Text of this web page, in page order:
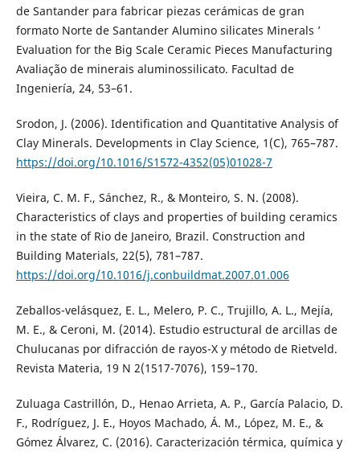
de Santander para fabricar piezas cerámicas de gran
formato Norte de Santander Alumino silicates Minerals ’
Evaluation for the Big Scale Ceramic Pieces Manufacturing
Avaliação de minerais aluminossilicato. Facultad de
Ingeniería, 24, 53–61.
Srodon, J. (2006). Identification and Quantitative Analysis of
Clay Minerals. Developments in Clay Science, 1(C), 765–787.
https://doi.org/10.1016/S1572-4352(05)01028-7
Vieira, C. M. F., Sánchez, R., & Monteiro, S. N. (2008).
Characteristics of clays and properties of building ceramics
in the state of Rio de Janeiro, Brazil. Construction and
Building Materials, 22(5), 781–787.
https://doi.org/10.1016/j.conbuildmat.2007.01.006
Zeballos-velásquez, E. L., Melero, P. C., Trujillo, A. L., Mejía,
M. E., & Ceroni, M. (2014). Estudio estructural de arcillas de
Chulucanas por difracción de rayos-X y método de Rietveld.
Revista Materia, 19 N 2(1517-7076), 159–170.
Zuluaga Castrillón, D., Henao Arrieta, A. P., García Palacio, D.
F., Rodríguez, J. E., Hoyos Machado, Á. M., López, M. E., &
Gómez Álvarez, C. (2016). Caracterización térmica, química y